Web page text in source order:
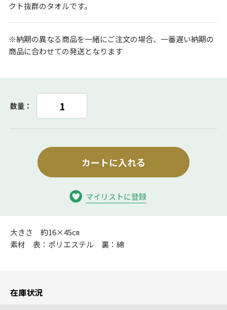
クト抜群のタオルです。
※納期の異なる商品を一緒にご注文の場合、一番遅い納期の
商品に合わせての発送となります
数量：
カートに入れる
マイリストに登録
大きさ 約16×45㎝
素材 表：ポリエステル 裏：綿
在庫状況